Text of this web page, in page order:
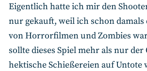
Eigentlich hatte ich mir den
nur gekauft, weil ich schon damals
von Horrorfilmen und Zombies
sollte dieses Spiel mehr als nur
hektische Schießereien auf Untote